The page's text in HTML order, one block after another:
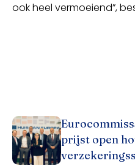
ook heel vermoeiend”,
prijst open